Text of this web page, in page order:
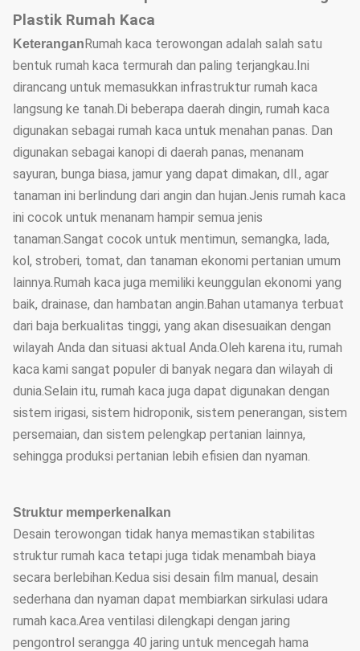
Plastik Rumah Kaca
KeteranganRumah kaca terowongan adalah salah satu
bentuk rumah kaca termurah dan paling terjangkau.Ini
dirancang untuk memasukkan infrastruktur rumah kaca
langsung ke tanah.Di beberapa daerah dingin, rumah kaca
digunakan sebagai rumah kaca untuk menahan panas. Dan
digunakan sebagai kanopi di daerah panas, menanam
sayuran, bunga biasa, jamur yang dapat dimakan, dll., agar
tanaman ini berlindung dari angin dan hujan.Jenis rumah kaca
ini cocok untuk menanam hampir semua jenis
tanaman.Sangat cocok untuk mentimun, semangka, lada,
kol, stroberi, tomat, dan tanaman ekonomi pertanian umum
lainnya.Rumah kaca juga memiliki keunggulan ekonomi yang
baik, drainase, dan hambatan angin.Bahan utamanya terbuat
dari baja berkualitas tinggi, yang akan disesuaikan dengan
wilayah Anda dan situasi aktual Anda.Oleh karena itu, rumah
kaca kami sangat populer di banyak negara dan wilayah di
dunia.Selain itu, rumah kaca juga dapat digunakan dengan
sistem irigasi, sistem hidroponik, sistem penerangan, sistem
persemaian, dan sistem pelengkap pertanian lainnya,
sehingga produksi pertanian lebih efisien dan nyaman.
Struktur memperkenalkan
Desain terowongan tidak hanya memastikan stabilitas
struktur rumah kaca tetapi juga tidak menambah biaya
secara berlebihan.Kedua sisi desain film manual, desain
sederhana dan nyaman dapat membiarkan sirkulasi udara
rumah kaca.Area ventilasi dilengkapi dengan jaring
pengontrol serangga 40 jaring untuk mencegah hama